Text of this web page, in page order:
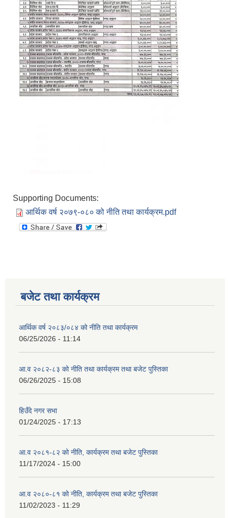
Supporting Documents:
आर्थिक वर्ष २०७९-०८० को नीति तथा कार्यक्रम.pdf
बजेट तथा कार्यक्रम
आर्थिक वर्ष २०८३/०८४ को नीति तथा कार्यक्रम
06/25/2026 - 11:14
आ.व २०८२-८३ को नीति तथा कार्यक्रम तथा बजेट पुस्तिका
06/26/2025 - 15:08
हिउँदे नगर सभा
01/24/2025 - 17:13
आ.व २०८१-८२ को नीति, कार्यक्रम तथा बजेट पुस्तिका
11/17/2024 - 15:00
आ.व २०८०-८१ को नीति, कार्यक्रम तथा बजेट पुस्तिका
11/02/2023 - 11:29